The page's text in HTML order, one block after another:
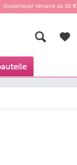
Kostenloser Versand ab 60 €